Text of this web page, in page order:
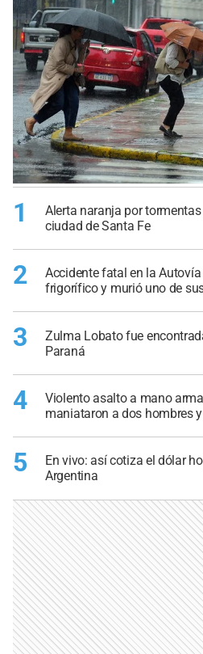
1
Alerta naranja por
ciudad de Santa Fe
2
Accidente fatal en la
frigorífico y murió uno de
3
Zulma Lobato fue
Paraná
4
Violento asalto a mano
maniataron a dos hombres
5
En vivo: así cotiza el dólar
Argentina